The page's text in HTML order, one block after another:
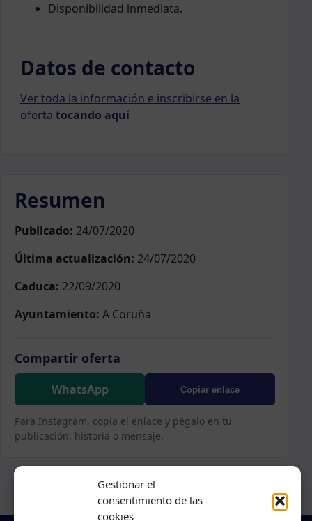
Gestionar el
consentimiento de las
cookies
Disponibilidad inmediata.
Datos de contacto
Ver toda la información e inscribirse en la
oferta tocando aquí
Resumen
Publicado: 24/07/2020
Última actualización: 24/07/2020
Caduca: 22/09/2020
Ayuntamiento: A Coruña
Compartir oferta
WhatsApp Copiar enlace
Para Instagram, copia el enlace y pégalo en tu
publicación, historia o mensaje.